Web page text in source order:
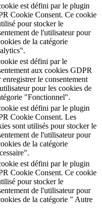
est défini par le plugin
Cookie Consent. Ce cookie
pour stocker le
de l'utilisateur pour
de la catégorie
est défini par le
aux cookies GDPR
enregistrer le consentement
pour les cookies de
"Fonctionnel".
est défini par le plugin
Cookie Consent. Les
sont utilisés pour stocker le
de l'utilisateur pour
de la catégorie
est défini par le plugin
Cookie Consent. Ce cookie
pour stocker le
de l'utilisateur pour
de la catégorie " Autre